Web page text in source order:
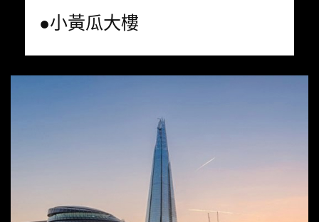
●小黃瓜大樓